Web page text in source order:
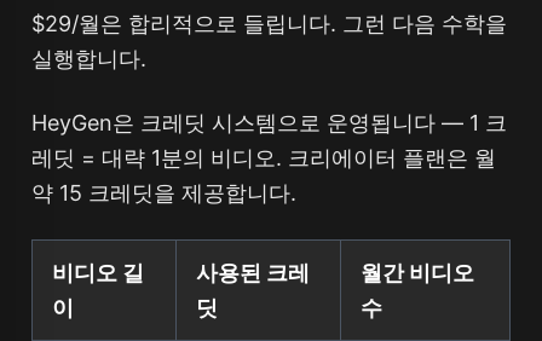
$29/월은 합리적으로 들립니다. 그런 다음 수학을
실행합니다.
HeyGen은 크레딧 시스템으로 운영됩니다 — 1 크
레딧 = 대략 1분의 비디오. 크리에이터 플랜은 월
약 15 크레딧을 제공합니다.
비디오 길
이
사용된 크레
딧
월간 비디오
수